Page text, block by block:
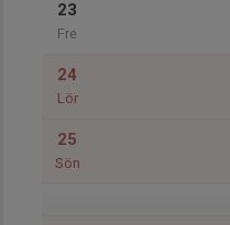
23
Fre
24
Lör
25
Sön